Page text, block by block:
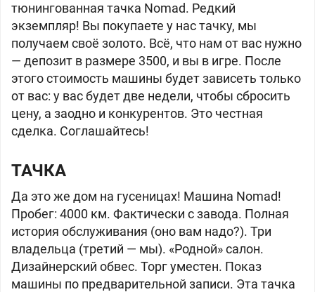
тюнингованная тачка Nomad. Редкий
экземпляр! Вы покупаете у нас тачку, мы
получаем своё золото. Всё, что нам от вас нужно
— депозит в размере 3500, и вы в игре. После
этого стоимость машины будет зависеть только
от вас: у вас будет две недели, чтобы сбросить
цену, а заодно и конкурентов. Это честная
сделка. Соглашайтесь!
ТАЧКА
Да это же дом на гусеницах! Машина Nomad!
Пробег: 4000 км. Фактически с завода. Полная
история обслуживания (оно вам надо?). Три
владельца (третий — мы). «Родной» салон.
Дизайнерский обвес. Торг уместен. Показ
машины по предварительной записи. Эта тачка